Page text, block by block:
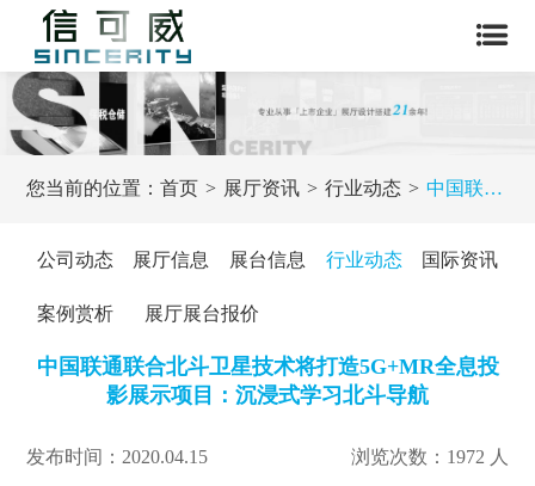
您当前的位置：首页 展厅资讯 行业动态 中国联通联合北斗卫星技术将打造5G+MR全息投影展示项目：沉浸式学习北斗导航
公司动态 展厅信息 展台信息 行业动态 国际资讯
案例赏析 展厅展台报价
中国联通联合北斗卫星技术将打造5G+MR全息投
影展示项目：沉浸式学习北斗导航
发布时间：2020.04.15 浏览次数：1972 人